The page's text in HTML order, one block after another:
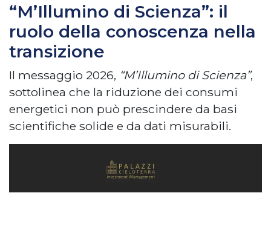
“M’Illumino di Scienza”: il
ruolo della conoscenza nella
transizione
Il messaggio 2026, “M’Illumino di Scienza”,
sottolinea che la riduzione dei consumi
energetici non può prescindere da basi
scientifiche solide e da dati misurabili.